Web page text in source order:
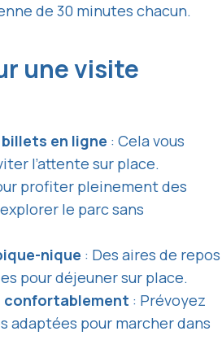
de 30 minutes chacun.
une visite
en ligne : Cela vous
l’attente sur place.
profiter pleinement des
le parc sans
nique : Des aires de repos
pour déjeuner sur place.
confortablement : Prévoyez
adaptées pour marcher dans